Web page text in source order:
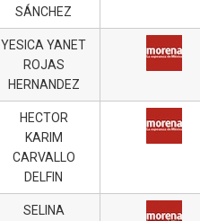
SÁNCHEZ
YESICA YANET
ROJAS
HERNANDEZ
HECTOR
KARIM
CARVALLO
DELFIN
SELINA